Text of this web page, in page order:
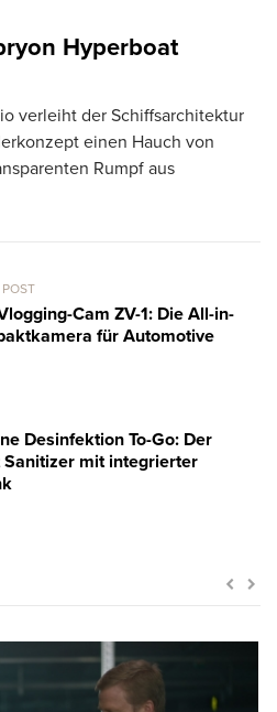
Hyperboat
verleiht der Schiffsarchitektur
einen Hauch von
Rumpf aus
Cam ZV-1: Die All-in-
für Automotive
Desinfektion To-Go: Der
Sanitizer mit integrierter